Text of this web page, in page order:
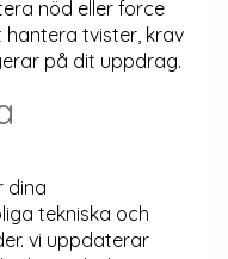
nöd eller force
hantera tvister, krav
på dit uppdrag.
dina
tekniska och
vi uppdaterar